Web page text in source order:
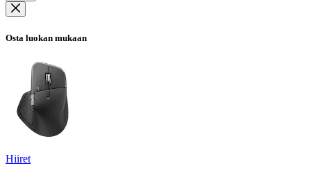
Osta luokan mukaan
Hiiret